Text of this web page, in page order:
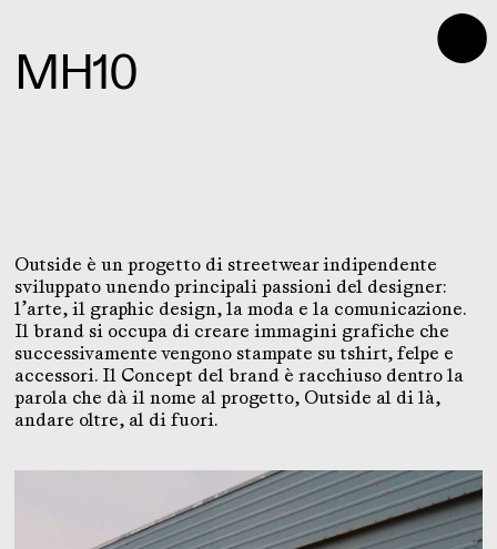
⬤
MH10
Outside è un progetto di streetwear indipendente
sviluppato unendo principali passioni del designer:
l’arte, il graphic design, la moda e la comunicazione.
Il brand si occupa di creare immagini grafiche che
successivamente vengono stampate su tshirt, felpe e
accessori. Il Concept del brand è racchiuso dentro la
parola che dà il nome al progetto, Outside al di là,
andare oltre, al di fuori.